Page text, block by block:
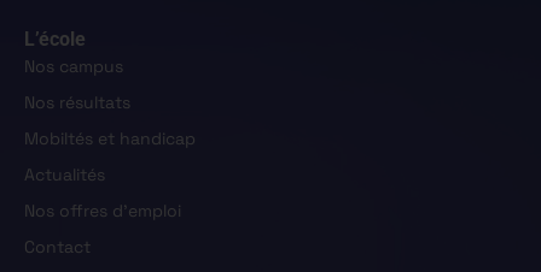
L’école
Nos campus
Nos résultats
Mobiltés et handicap
Actualités
Nos offres d'emploi
Contact